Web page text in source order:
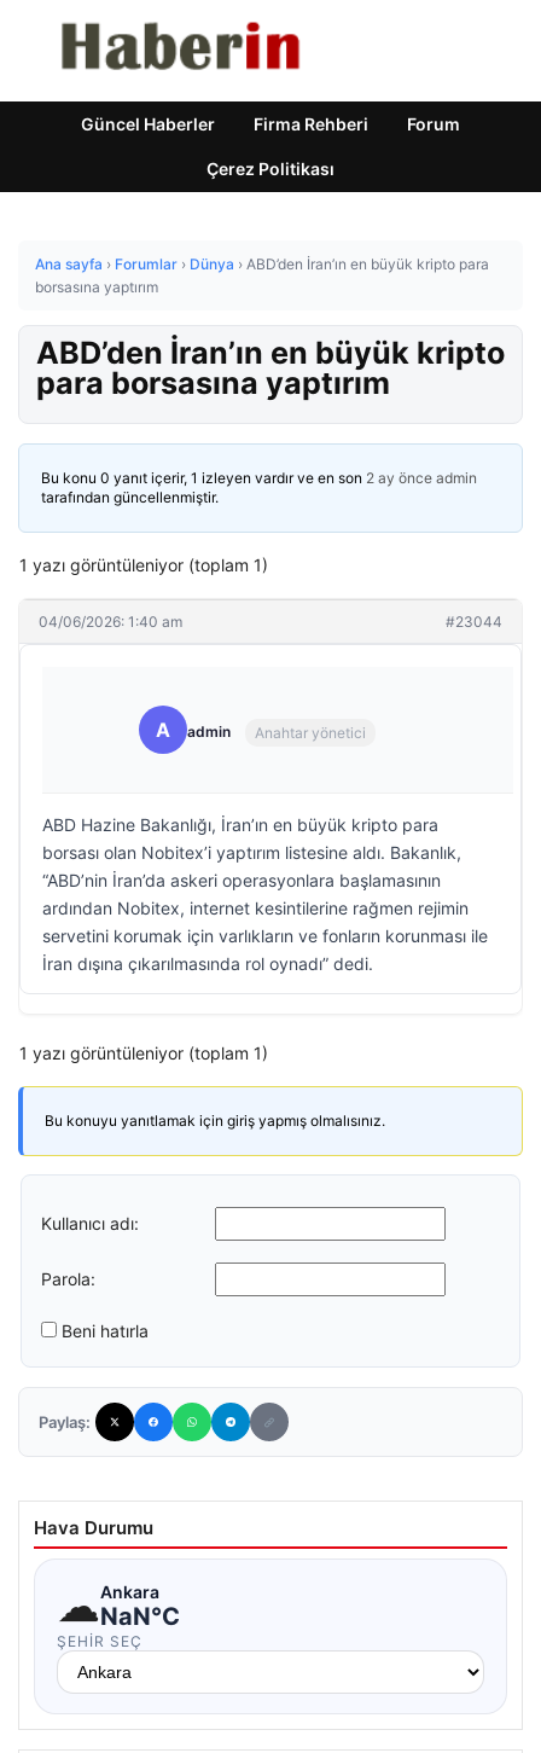
Güncel Haberler Firma Rehberi Forum
Çerez Politikası
Ana sayfa › Forumlar › Dünya › ABD’den İran’ın en büyük kripto para
borsasına yaptırım
ABD’den İran’ın en büyük kripto
para borsasına yaptırım
Bu konu 0 yanıt içerir, 1 izleyen vardır ve en son 2 ay önce admin
tarafından güncellenmiştir.
1 yazı görüntüleniyor (toplam 1)
04/06/2026: 1:40 am #23044
A admin Anahtar yönetici
ABD Hazine Bakanlığı, İran’ın en büyük kripto para
borsası olan Nobitex’i yaptırım listesine aldı. Bakanlık,
“ABD’nin İran’da askeri operasyonlara başlamasının
ardından Nobitex, internet kesintilerine rağmen rejimin
servetini korumak için varlıkların ve fonların korunması ile
İran dışına çıkarılmasında rol oynadı” dedi.
1 yazı görüntüleniyor (toplam 1)
Bu konuyu yanıtlamak için giriş yapmış olmalısınız.
Kullanıcı adı:
Parola:
Beni hatırla
Paylaş:
Hava Durumu
☁Ankara
NaN°C
ŞEHIR SEÇ